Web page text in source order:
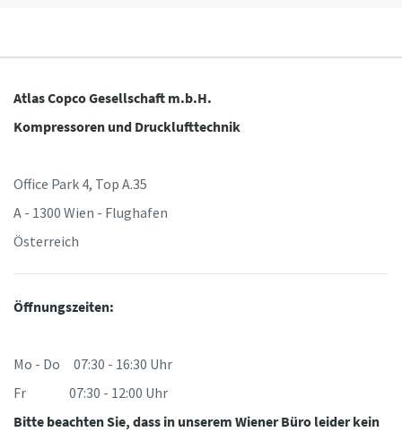
Atlas Copco Gesellschaft m.b.H.
Kompressoren und Drucklufttechnik
Office Park 4, Top A.35
A - 1300 Wien - Flughafen
Österreich
Öffnungszeiten:
Mo - Do 07:30 - 16:30 Uhr
Fr 07:30 - 12:00 Uhr
Bitte beachten Sie, dass in unserem Wiener Büro leider kein
Anti-Roboter-Verifizierung
Hier klicken